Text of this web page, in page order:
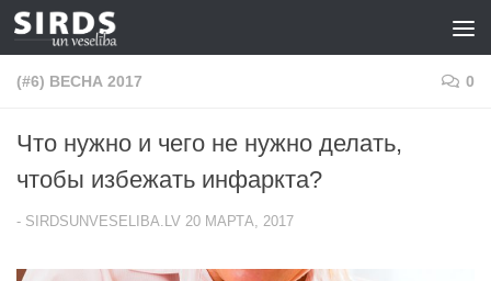
Перейти к содержимому
(#6) ВЕСНА 2017 0
Что нужно и чего не нужно делать,
чтобы избежать инфаркта?
- SIRDSUNVESELIBA.LV 20 МАРТА, 2017